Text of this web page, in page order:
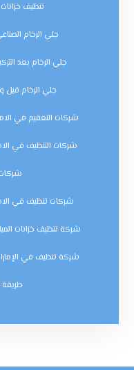
تنظيف خزانات
جلي الرخام
جلي الرخام بعد
جلي الرخام قبل
شركات التعقيم في
شركات التنظيف في
شركات تنظيف في
شركة تنظيف خزانات
شركة تنظيف في
طريقة